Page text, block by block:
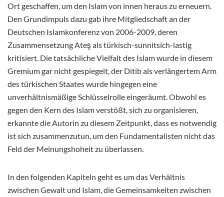
Ort geschaffen, um den Islam von innen heraus zu erneuern.
Den Grundimpuls dazu gab ihre Mitgliedschaft an der
Deutschen Islamkonferenz von 2006-2009, deren
Zusammensetzung Ateş als türkisch-sunnitsich-lastig
kritisiert. Die tatsächliche Vielfalt des Islam wurde in diesem
Gremium gar nicht gespiegelt, der Ditib als verlängertem Arm
des türkischen Staates wurde hingegen eine
unverhältnismäßige Schlüsselrolle eingeräumt. Obwohl es
gegen den Kern des Islam verstößt, sich zu organisieren,
erkannte die Autorin zu diesem Zeitpunkt, dass es notwendig
ist sich zusammenzutun, um den Fundamentalisten nicht das
Feld der Meinungshoheit zu überlassen.
In den folgenden Kapiteln geht es um das Verhältnis
zwischen Gewalt und Islam, die Gemeinsamkeiten zwischen